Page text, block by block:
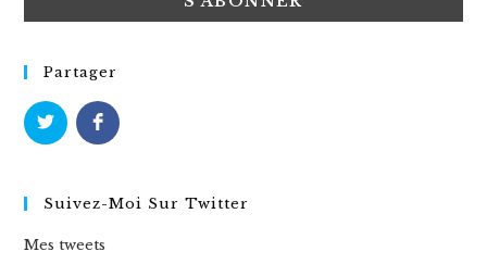
Partager
Suivez-Moi Sur Twitter
Mes tweets